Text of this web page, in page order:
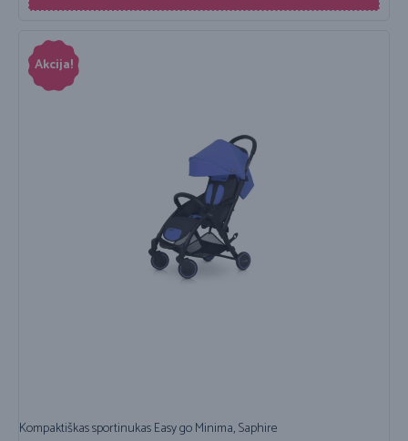
Akcija!
Kompaktiškas sportinukas Easy go Minima, Saphire